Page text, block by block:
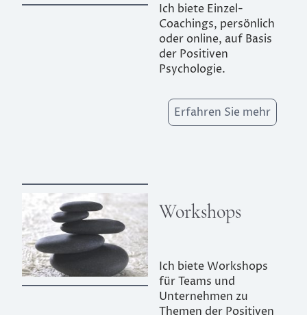
Ich biete Einzel-
Coachings, persönlich
oder online, auf Basis
der Positiven
Psychologie.
Erfahren Sie mehr
Workshops
Ich biete Workshops
für Teams und
Unternehmen zu
Themen der Positiven